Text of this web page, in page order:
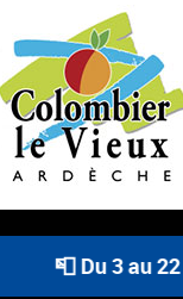
📮 Du 3 au